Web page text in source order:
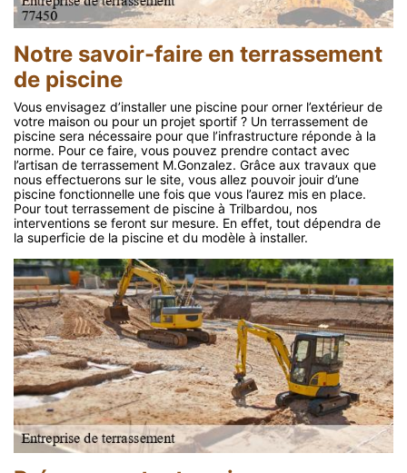
Notre savoir-faire en terrassement
de piscine
Vous envisagez d’installer une piscine pour orner l’extérieur de
votre maison ou pour un projet sportif ? Un terrassement de
piscine sera nécessaire pour que l’infrastructure réponde à la
norme. Pour ce faire, vous pouvez prendre contact avec
l’artisan de terrassement M.Gonzalez. Grâce aux travaux que
nous effectuerons sur le site, vous allez pouvoir jouir d’une
piscine fonctionnelle une fois que vous l’aurez mis en place.
Pour tout terrassement de piscine à Trilbardou, nos
interventions se feront sur mesure. En effet, tout dépendra de
la superficie de la piscine et du modèle à installer.